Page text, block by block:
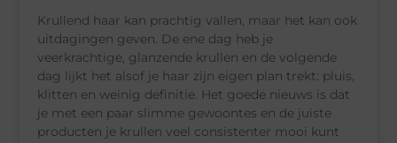
Krullend haar kan prachtig vallen, maar het kan ook
uitdagingen geven. De ene dag heb je
veerkrachtige, glanzende krullen en de volgende
dag lijkt het alsof je haar zijn eigen plan trekt: pluis,
klitten en weinig definitie. Het goede nieuws is dat
je met een paar slimme gewoontes en de juiste
producten je krullen veel consistenter mooi kunt